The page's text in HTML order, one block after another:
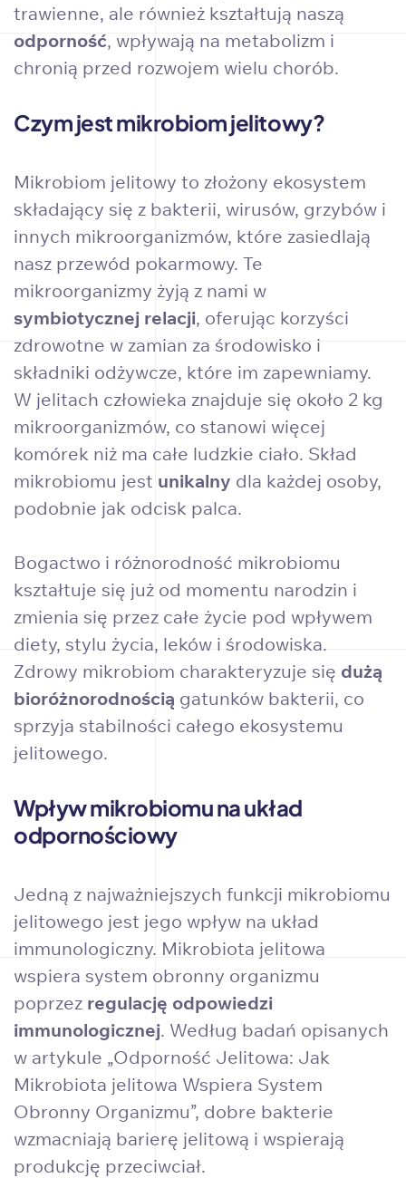
trawienne, ale również kształtują naszą
odporność, wpływają na metabolizm i
chronią przed rozwojem wielu chorób.
Czym jest mikrobiom jelitowy?
Mikrobiom jelitowy to złożony ekosystem
składający się z bakterii, wirusów, grzybów i
innych mikroorganizmów, które zasiedlają
nasz przewód pokarmowy. Te
mikroorganizmy żyją z nami w
symbiotycznej relacji, oferując korzyści
zdrowotne w zamian za środowisko i
składniki odżywcze, które im zapewniamy.
W jelitach człowieka znajduje się około 2 kg
mikroorganizmów, co stanowi więcej
komórek niż ma całe ludzkie ciało. Skład
mikrobiomu jest unikalny dla każdej osoby,
podobnie jak odcisk palca.
Bogactwo i różnorodność mikrobiomu
kształtuje się już od momentu narodzin i
zmienia się przez całe życie pod wpływem
diety, stylu życia, leków i środowiska.
Zdrowy mikrobiom charakteryzuje się dużą
bioróżnorodnością gatunków bakterii, co
sprzyja stabilności całego ekosystemu
jelitowego.
Wpływ mikrobiomu na układ
odpornościowy
Jedną z najważniejszych funkcji mikrobiomu
jelitowego jest jego wpływ na układ
immunologiczny. Mikrobiota jelitowa
wspiera system obronny organizmu
poprzez regulację odpowiedzi
immunologicznej. Według badań opisanych
w artykule „Odporność Jelitowa: Jak
Mikrobiota jelitowa Wspiera System
Obronny Organizmu”, dobre bakterie
wzmacniają barierę jelitową i wspierają
produkcję przeciwciał.